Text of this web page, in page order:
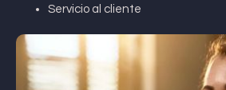
Servicio al cliente